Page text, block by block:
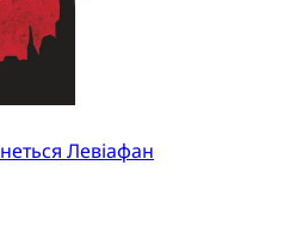
Левіафан